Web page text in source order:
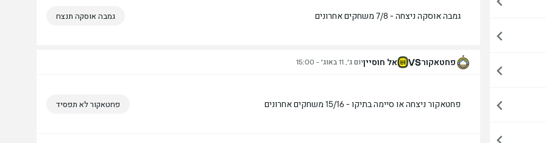
גמבה אוסקה ניצחה - 7/8 משחקים אחרונים גמבה אוסקה תנצח
פחטאקורVS אל חוסייןיום ג׳, 11 באוג׳ - 15:00
פחטאקור ניצחה או סיימה בתיקו - 15/16 משחקים אחרונים פחטאקור לא תפסיד